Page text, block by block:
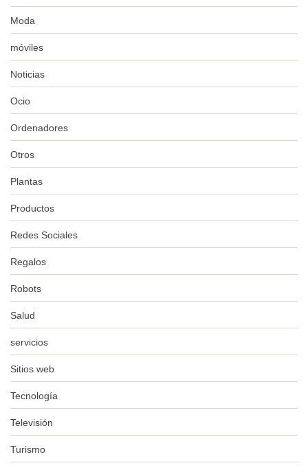
Moda
móviles
Noticias
Ocio
Ordenadores
Otros
Plantas
Productos
Redes Sociales
Regalos
Robots
Salud
servicios
Sitios web
Tecnología
Televisión
Turismo